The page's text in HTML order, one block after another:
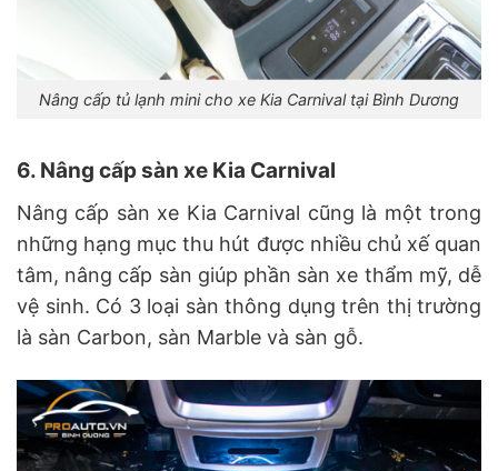
Nâng cấp tủ lạnh mini cho xe Kia Carnival tại Bình Dương
6. Nâng cấp sàn xe Kia Carnival
Nâng cấp sàn xe Kia Carnival cũng là một trong
những hạng mục thu hút được nhiều chủ xế quan
tâm, nâng cấp sàn giúp phần sàn xe thẩm mỹ, dễ
vệ sinh. Có 3 loại sàn thông dụng trên thị trường
là sàn Carbon, sàn Marble và sàn gỗ.